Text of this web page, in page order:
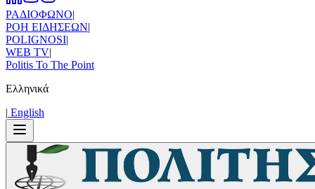
ΡΑΔΙΟΦΩΝΟ|
ΡΟΗ ΕΙΔΗΣΕΩΝ|
POLIGNOSI|
WEB TV|
Politis To The Point
Ελληνικά
| Εnglish